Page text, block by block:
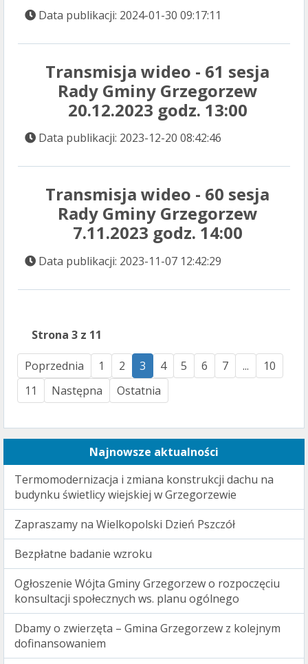
Data publikacji: 2024-01-30 09:17:11
Transmisja wideo - 61 sesja
Rady Gminy Grzegorzew
20.12.2023 godz. 13:00
Data publikacji: 2023-12-20 08:42:46
Transmisja wideo - 60 sesja
Rady Gminy Grzegorzew
7.11.2023 godz. 14:00
Data publikacji: 2023-11-07 12:42:29
Strona 3 z 11
Poprzednia 1 2 3 4 5 6 7 ...
10
11
Następna Ostatnia
Najnowsze aktualności
Termomodernizacja i zmiana konstrukcji dachu na
budynku świetlicy wiejskiej w Grzegorzewie
Zapraszamy na Wielkopolski Dzień Pszczół
Bezpłatne badanie wzroku
Ogłoszenie Wójta Gminy Grzegorzew o rozpoczęciu
konsultacji społecznych ws. planu ogólnego
Dbamy o zwierzęta – Gmina Grzegorzew z kolejnym
dofinansowaniem